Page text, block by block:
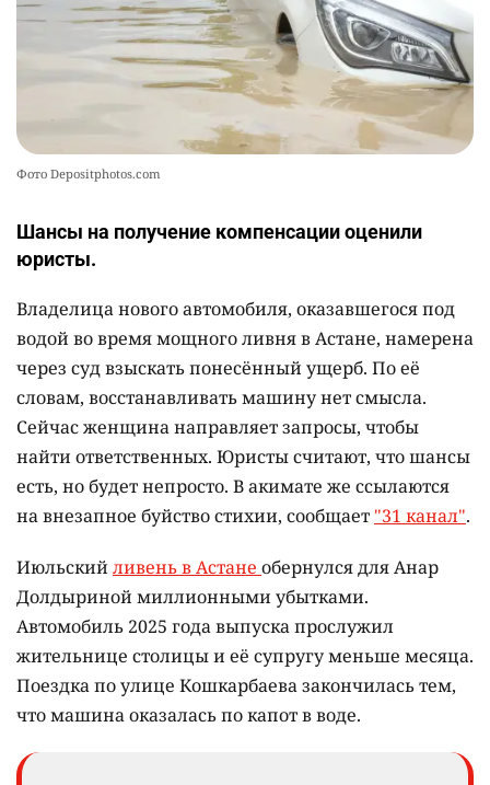
Фото Depositphotos.com
Шансы на получение компенсации оценили
юристы.
Владелица нового автомобиля, оказавшегося под
водой во время мощного ливня в Астане, намерена
через суд взыскать понесённый ущерб. По её
словам, восстанавливать машину нет смысла.
Сейчас женщина направляет запросы, чтобы
найти ответственных. Юристы считают, что шансы
есть, но будет непросто. В акимате же ссылаются
на внезапное буйство стихии, сообщает "31 канал".
Июльскийливень в Астане обернулся для Анар
Долдыриной миллионными убытками.
Автомобиль 2025 года выпуска прослужил
жительнице столицы и её супругу меньше месяца.
Поездка по улице Кошкарбаева закончилась тем,
что машина оказалась по капот в воде.